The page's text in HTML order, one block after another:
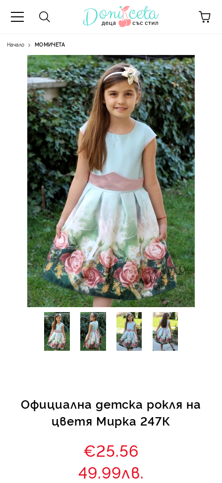
-50%
Начало МОМИЧЕТА
Официална детска рокля на
цветя Мирка 247К
€25.56
49.99лв.